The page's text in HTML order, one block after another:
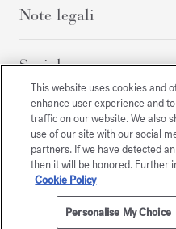
Note legali
Social
Tutti i
/ EUR
This website uses cookies and
enhance user experience and
traffic on our website. We also
use of our site with our social
partners. If we have detected
then it will be honored. Further
Cookie Policy
Personalise My Choice